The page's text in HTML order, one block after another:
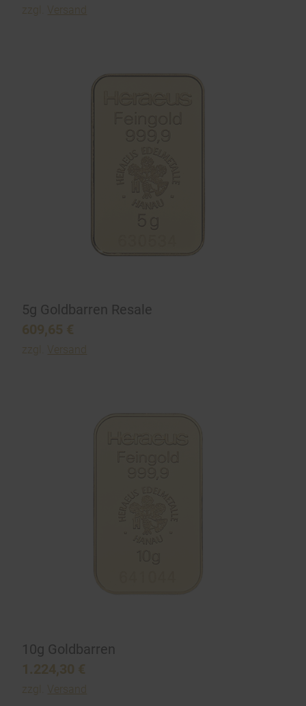
zzgl. Versand
5g Goldbarren Resale
609,65 €
zzgl. Versand
10g Goldbarren
1.224,30 €
zzgl. Versand